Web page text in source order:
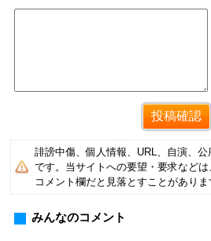
誹謗中傷、個人情報、URL、自演、
です。当サイトへの要望・要求などは
コメント欄だと見落とすことがありま
みんなのコメント